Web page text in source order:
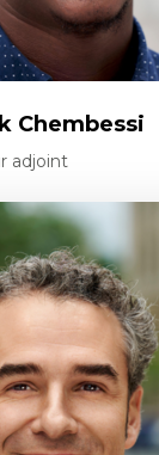
Chembessi
adjoint
circulaire
d’affaires durables
faits économiques
des ressources
durable du
régional
en milieu rural
socio-écologique